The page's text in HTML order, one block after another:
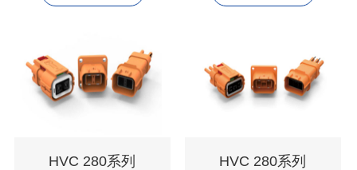
HVC 280系列 HVC 280系列